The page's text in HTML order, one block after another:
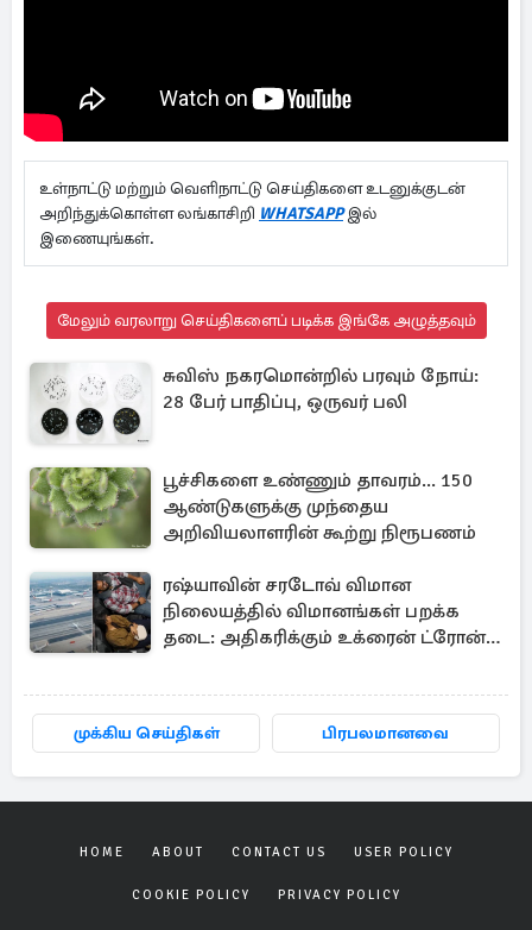
உள்நாட்டு மற்றும் வெளிநாட்டு செய்திகளை உடனுக்குடன்
அறிந்துக்கொள்ள லங்காசிறி WHATSAPPஇல்
இணையுங்கள்.
மேலும் வரலாறு செய்திகளைப் படிக்க இங்கே அழுத்தவும்
சுவிஸ் நகரமொன்றில் பரவும் நோய்:
28 பேர் பாதிப்பு, ஒருவர் பலி
பூச்சிகளை உண்ணும் தாவரம்... 150
ஆண்டுகளுக்கு முந்தைய
அறிவியலாளரின் கூற்று நிரூபணம்
ரஷ்யாவின் சரடோவ் விமான
நிலையத்தில் விமானங்கள் பறக்க
தடை: அதிகரிக்கும் உக்ரைன் ட்ரோன்
முக்கிய செய்திகள் பிரபலமானவை
HOME ABOUT CONTACT US USER POLICY
COOKIE POLICY PRIVACY POLICY